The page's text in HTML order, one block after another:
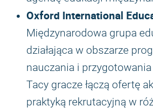
Oxford International
Międzynarodowa grupa
działająca w obszarze
nauczania i
Tacy gracze łączą ofertę
praktyką rekrutacyjną w